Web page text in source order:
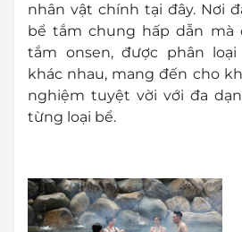
nhân vật chính tại đây. Nơi
bể tắm chung hấp dẫn mà
tắm onsen, được phân
khác nhau, mang đến cho
nghiệm tuyệt vời với đa
từng loại bể.